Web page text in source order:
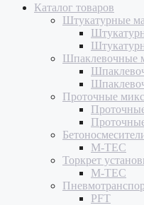
Каталог товаров
Штукатурные
Шпаклевочные
Проточные
M-TEC
Торкрет
M-TEC
PFT